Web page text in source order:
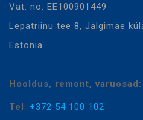
Vat. no: EE100901449
Lepatriinu tee 8, Jälgimäe
Estonia
Hooldus, remont, varuosad:
Tel: +372 54 100 102